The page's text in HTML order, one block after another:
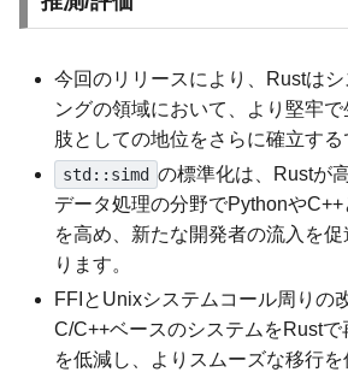
今回のリリースにより、Rustはシ
ングの領域において、より堅牢
肢としての地位をさらに確立する
std::simd の標準化は、Rustが
データ処理の分野でPythonや
を高め、新たな開発者の流入を
ります。
FFIとUnixシステムコール周りの
C/C++ベースのシステムをRust
を低減し、よりスムーズな移行